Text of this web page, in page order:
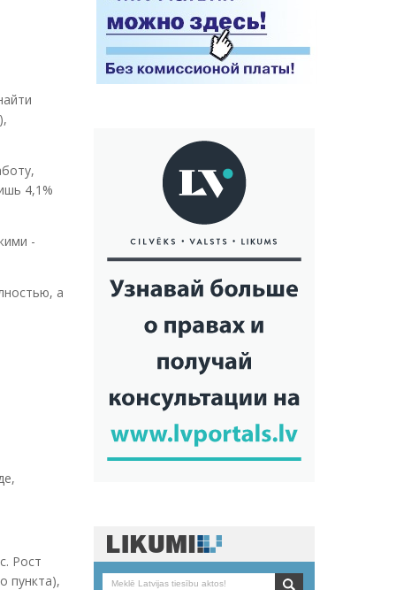
4,1%
-
а
Рост
пункта),